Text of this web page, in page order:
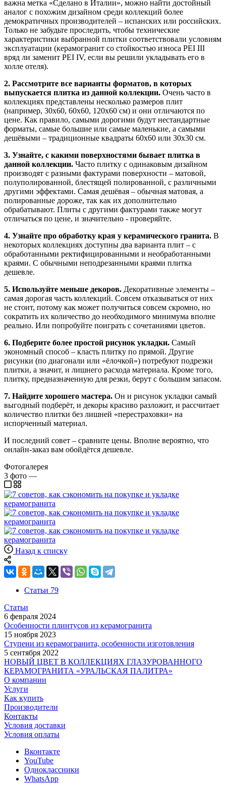
важна метка «Сделано в Италии», можно найти достойный
аналог с похожим дизайном среди коллекций более
демократичных производителей – испанских или российских.
Только не забудьте проследить, чтобы технические
характеристики выбранной плитки соответствовали условиям
эксплуатации (керамогранит со стойкостью износа РЕІ ІІІ
вряд ли заменит РЕІ ІV, если вы решили укладывать его в
холле отеля).
2. Рассмотрите все варианты форматов, в которых
выпускается плитка из данной коллекции. Очень часто в
коллекциях представлены несколько размеров плит
(например, 30х60, 60х60, 120х60 см) и они отличаются по
цене. Как правило, самыми дорогими будут нестандартные
форматы, самые большие или самые маленькие, а самыми
дешёвыми – традиционные квадраты 60х60 или 30х30 см.
3. Узнайте, с какими поверхностями бывает плитка в
данной коллекции. Часто плитку с одинаковым дизайном
производят с разными фактурами поверхности – матовой,
полуполированной, блестящей полированной, с различными
другими эффектами. Самая дешёвая – обычная матовая, а
полированные дороже, так как их дополнительно
обрабатывают. Плиты с другими фактурами также могут
отличаться по цене, и значительно - проверяйте.
4. Узнайте про обработку края у керамического гранита. В
некоторых коллекциях доступны два варианта плит – с
обработанными ректифицированными и необработанными
краями. С обычными неподрезанными краями плитка
дешевле.
5. Используйте меньше декоров. Декоративные элементы –
самая дорогая часть коллекций. Совсем отказываться от них
не стоит, потому как может получиться совсем скромно, но
сократить их количество до необходимого минимума вполне
реально. Или попробуйте поиграть с сочетаниями цветов.
6. Подберите более простой рисунок укладки. Самый
экономный способ – класть плитку по прямой. Другие
рисунки (по диагонали или «ёлочкой») потребуют подрезки
плитки, а значит, и лишнего расхода материала. Кроме того,
плитку, предназначенную для резки, берут с большим запасом.
7. Найдите хорошего мастера. Он и рисунок укладки самый
выгодный подберёт, и декоры красиво разложит, и рассчитает
количество плитки без лишней «перестраховки» на
испорченный материал.
И последний совет – сравните цены. Вполне вероятно, что
онлайн-заказ вам обойдётся дешевле.
Фотогалерея
3 фото —
Назад к списку
Статьи 79
Статьи
6 февраля 2024
Особенности плинтусов из керамогранита
15 ноября 2023
Ступени из керамогранита, особенности изготовления
5 сентября 2022
НОВЫЙ ЦВЕТ В КОЛЛЕКЦИЯХ ГЛАЗУРОВАННОГО
КЕРАМОГРАНИТА «УРАЛЬСКАЯ ПАЛИТРА»
О компании
Услуги
Как купить
Производители
Контакты
Условия доставки
Условия оплаты
Вконтакте
YouTube
Одноклассники
WhatsApp